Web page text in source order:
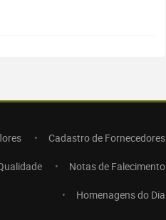
Cadastro de Fornecedores
Notas de Falecimento
Homenagens do Dia